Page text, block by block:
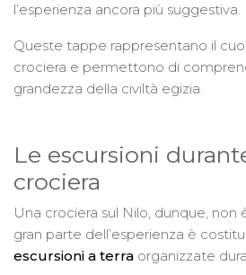
l’esperienza ancora più suggestiva.
Queste tappe rappresentano il
crociera e permettono di
grandezza della civiltà egizia.
Le escursioni
crociera
Una crociera sul Nilo, dunque, non
gran parte dell’esperienza è
escursioni a terra organizzate